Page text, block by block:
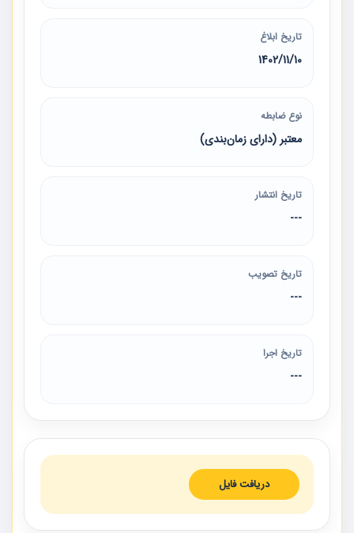
تاریخ ابلاغ
1402/11/10
نوع ضابطه
معتبر (دارای زمان‌بندی)
تاریخ انتشار
---
تاریخ تصویب
---
تاریخ اجرا
---
دریافت فایل